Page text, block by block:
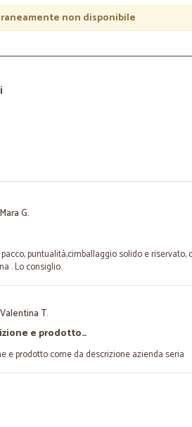
non disponibile
Mara G.
puntualità,cimballaggio solido e riservato,
. Lo consiglio.
Valentina T.
e prodotto…
e prodotto come da descrizione azienda seria